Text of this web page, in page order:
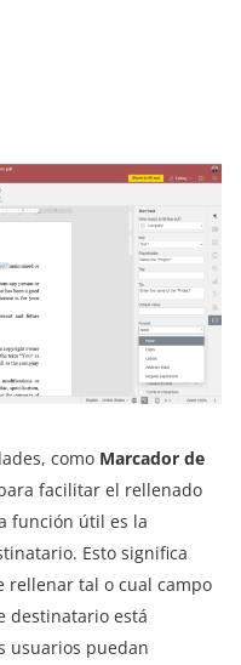
como Marcador de
facilitar el rellenado
función útil es la
Esto significa
rellenar tal o cual campo
destinatario está
usuarios puedan